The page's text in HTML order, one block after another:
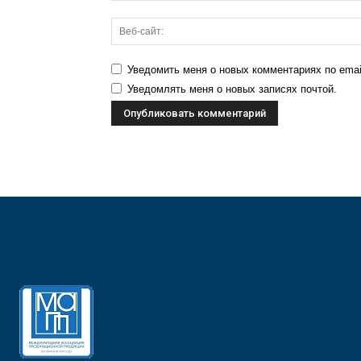
Уведомить меня о новых комментариях по
Уведомлять меня о новых записях почтой.